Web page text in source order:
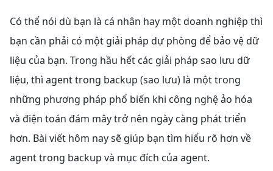
Có thể nói dù bạn là cá nhân hay một doanh nghiệp thì
bạn cần phải có một giải pháp dự phòng để bảo vệ dữ
liệu của bạn. Trong hầu hết các giải pháp sao lưu dữ
liệu, thì agent trong backup (sao lưu) là một trong
những phương pháp phổ biến khi công nghệ ảo hóa
và điện toán đám mây trở nên ngày càng phát triển
hơn. Bài viết hôm nay sẽ giúp bạn tìm hiểu rõ hơn về
agent trong backup và mục đích của agent.